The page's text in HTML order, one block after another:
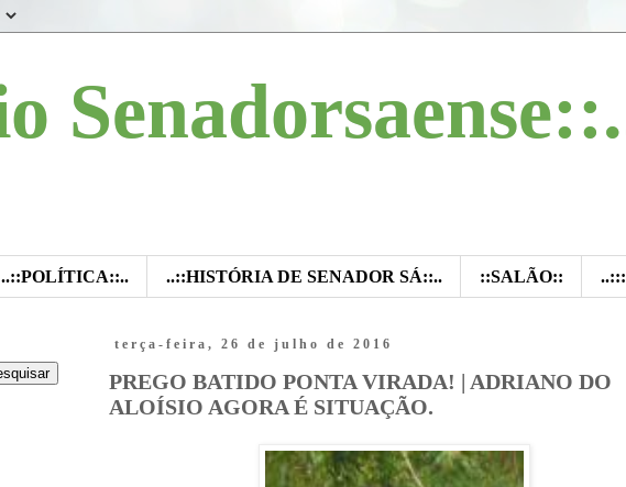
..::POLÍTICA::.. ..::HISTÓRIA DE SENADOR SÁ::.. ::SALÃO::
terça-feira, 26 de julho de 2016
PREGO BATIDO PONTA VIRADA! | ADRIANO DO
ALOÍSIO AGORA É SITUAÇÃO.